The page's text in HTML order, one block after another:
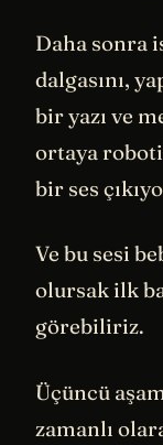
Daha sonra
dalgasını,
bir yazı ve
ortaya
bir ses
Ve bu sesi
olursak ilk
görebiliriz.
Üçüncü
zamanlı